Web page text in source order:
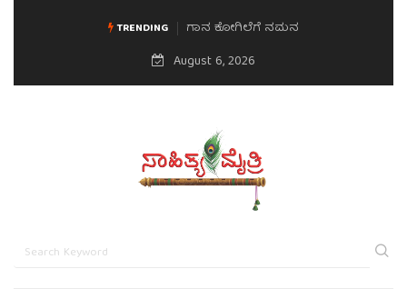
TRENDING
ಗಾನ ಕೋಗಿಲೆಗೆ ನಮನ ಮನಸಿನ ಸವಿಭಾವ
August 6, 2026